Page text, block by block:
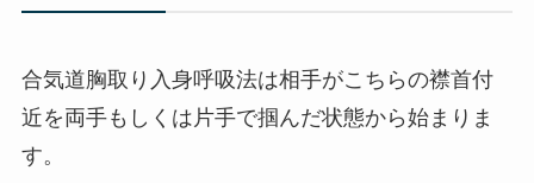
合気道胸取り入身呼吸法は相手がこちらの襟首付
近を両手もしくは片手で掴んだ状態から始まりま
す。